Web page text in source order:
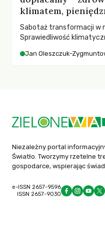
klimatem,
Sabotaż transformacji w
Sprawiedliwość
ponosi konsekwencje
Jan Oleszczuk-
Niezależny portal
Światło. Tworzymy rzetelne
gospodarce, wspierając
e-ISSN 2657-9596
ISSN 2657-9030